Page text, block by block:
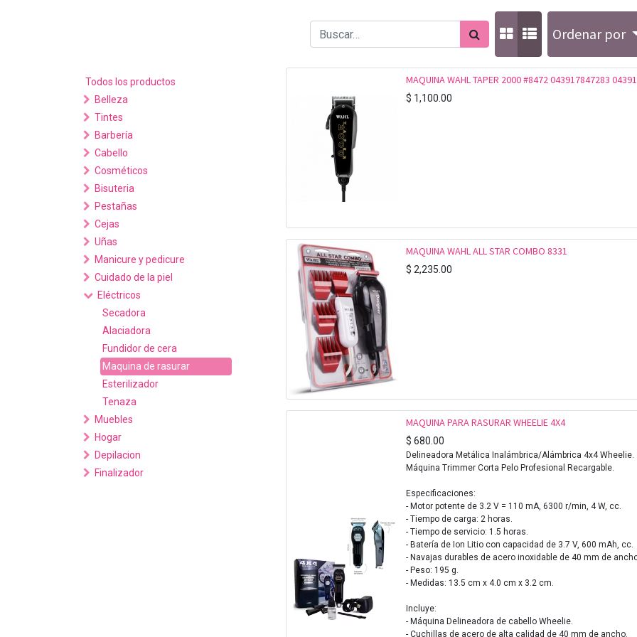
Ordenar por
Todos los productos
Belleza
Tintes
Barbería
Cabello
Cosméticos
Bisuteria
Pestañas
Cejas
Uñas
Manicure y pedicure
Cuidado de la piel
Eléctricos
Secadora
Alaciadora
Fundidor de cera
Maquina de rasurar
Esterilizador
Tenaza
Muebles
Hogar
Depilacion
Finalizador
MAQUINA WAHL TAPER 2000 #8472 043917847283
$ 1,100.00
MAQUINA WAHL ALL STAR COMBO 8331
$ 2,235.00
MAQUINA PARA RASURAR WHEELIE 4X4
$ 680.00
Delineadora Metálica Inalámbrica/Alámbrica 4x4 Wheelie.
Máquina Trimmer Corta Pelo Profesional Recargable.
Especificaciones:
- Motor potente de 3.2 V = 110 mA, 6300 r/min, 4 W, cc.
- Tiempo de carga: 2 horas.
- Tiempo de servicio: 1.5 horas.
- Batería de Ion Litio con capacidad de 3.7 V, 600 mAh, cc.
- Navajas durables de acero inoxidable de 40 mm de
- Peso: 195 g.
- Medidas: 13.5 cm x 4.0 cm x 3.2 cm.
Incluye:
- Máquina Delineadora de cabello Wheelie.
- Cuchillas de acero de alta calidad de 40 mm de ancho.